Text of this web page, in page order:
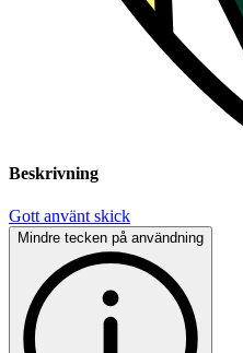
Beskrivning
Gott använt skick
Mindre tecken på användning